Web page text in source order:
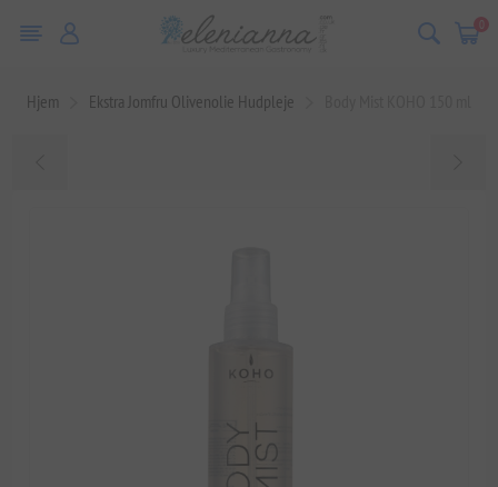
0
Hjem Ekstra Jomfru Olivenolie Hudpleje